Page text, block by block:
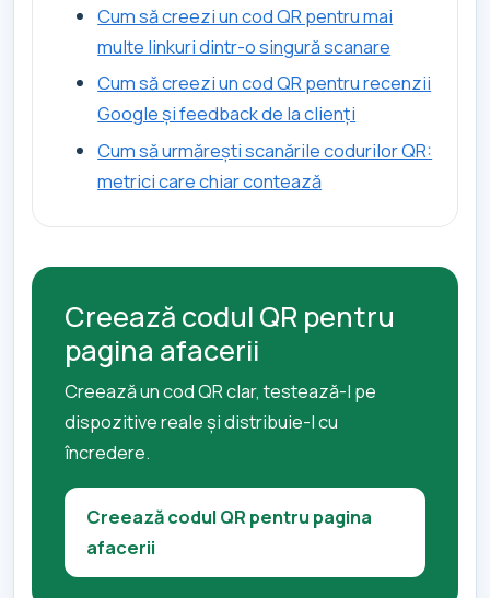
Cum să creezi un cod QR pentru mai
multe linkuri dintr-o singură scanare
Cum să creezi un cod QR pentru recenzii
Google și feedback de la clienți
Cum să urmărești scanările codurilor QR:
metrici care chiar contează
Creează codul QR pentru
pagina afacerii
Creează un cod QR clar, testează-l pe
dispozitive reale și distribuie-l cu
încredere.
Creează codul QR pentru pagina
afacerii